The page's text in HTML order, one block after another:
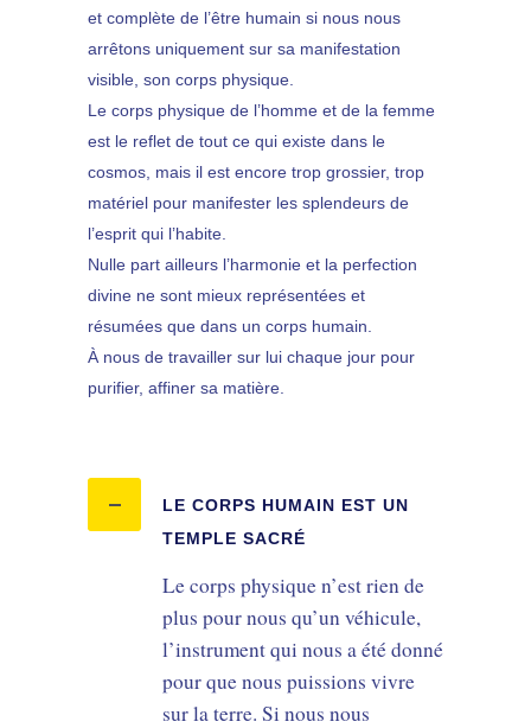
et complète de l’être humain si nous nous
arrêtons uniquement sur sa manifestation
visible, son corps physique.
Le corps physique de l’homme et de la femme
est le reflet de tout ce qui existe dans le
cosmos, mais il est encore trop grossier, trop
matériel pour manifester les splendeurs de
l’esprit qui l’habite.
Nulle part ailleurs l’harmonie et la perfection
divine ne sont mieux représentées et
résumées que dans un corps humain.
À nous de travailler sur lui chaque jour pour
purifier, affiner sa matière.
LE CORPS HUMAIN EST UN
TEMPLE SACRÉ
Le corps physique n’est rien de
plus pour nous qu’un véhicule,
l’instrument qui nous a été donné
pour que nous puissions vivre
sur la terre. Si nous nous